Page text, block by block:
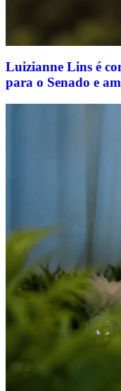
Luizianne Lins é
para o Senado e